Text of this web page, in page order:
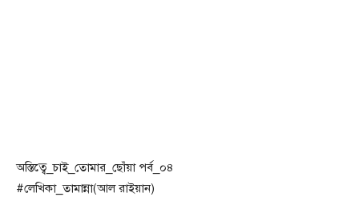
অস্তিত্বে_চাই_তোমার_ছোঁয়া পর্ব_০৪
#লেখিকা_তামান্না(আল রাইয়ান)